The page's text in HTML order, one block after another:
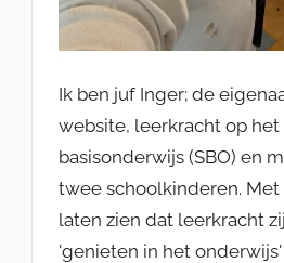
Ik ben juf Inger; de
website, leerkracht op het
basisonderwijs (SBO) en
twee schoolkinderen.
laten zien dat leerkracht
'genieten in het onderwijs'